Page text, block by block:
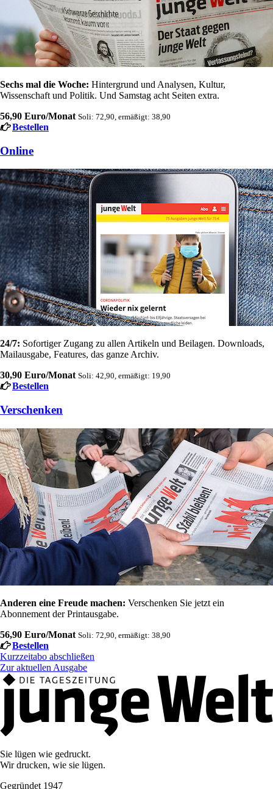
Sechs mal die Woche: Hintergrund und Analysen, Kultur,
Wissenschaft und Politik. Und Samstag acht Seiten extra.
56,90 Euro/Monat Soli: 72,90, ermäßigt: 38,90
Bestellen
Online
24/7: Sofortiger Zugang zu allen Artikeln und Beilagen. Downloads,
Mailausgabe, Features, das ganze Archiv.
30,90 Euro/Monat Soli: 42,90, ermäßigt: 19,90
Bestellen
Verschenken
Anderen eine Freude machen: Verschenken Sie jetzt ein
Abonnement der Printausgabe.
56,90 Euro/Monat Soli: 72,90, ermäßigt: 38,90
Bestellen
Kurzzeitabo abschließen
Zur aktuellen Ausgabe
Sie lügen wie gedruckt.
Wir drucken, wie sie lügen.
Gegründet 1947